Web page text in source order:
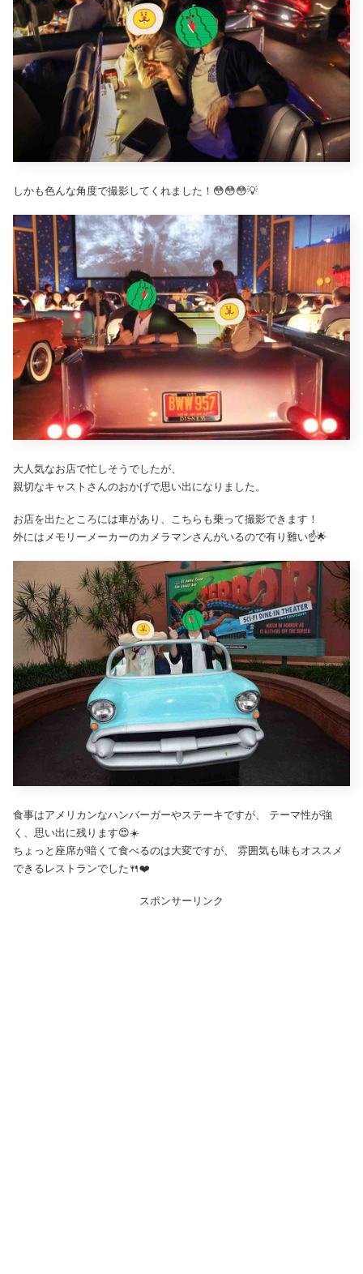
しかも色んな角度で撮影してくれました！😳😳😳💡
大人気なお店で忙しそうでしたが、
親切なキャストさんのおかげで思い出になりました。
お店を出たところには車があり、こちらも乗って撮影できます！
外にはメモリーメーカーのカメラマンさんがいるので有り難い☝️🌟
食事はアメリカンなハンバーガーやステーキですが、 テーマ性が強
く、思い出に残ります😍☀️
ちょっと座席が暗くて食べるのは大変ですが、 雰囲気も味もオススメ
できるレストランでした🍴❤️
スポンサーリンク